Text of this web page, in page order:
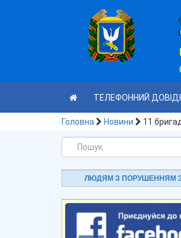
ТЕЛЕФОННИЙ
Головна Новини 11
ЛЮДЯМ З ПОРУШЕННЯМ